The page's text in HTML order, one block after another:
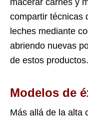
compartir técnicas
leches mediante
abriendo nuevas
de estos productos.
Modelos de
Más allá de la alta